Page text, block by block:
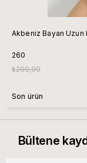
260
₺299,90
Son ürün
Bültene